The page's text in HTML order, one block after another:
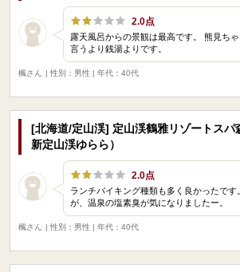
2.0点
露天風呂からの景観は最高です。 熊見ち
言うより銭湯よりです。
楓さん
| 性別：男性 | 年代：40代
[北海道/定山渓] 定山渓鶴雅リゾートス
新定山渓ゆらら）
2.0点
ランチバイキング種類も多く良かったです
が、温泉の塩素臭が気になりましたー。
楓さん
| 性別：男性 | 年代：40代